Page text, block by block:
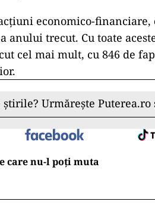
economico-financiare,
anului trecut. Cu toate
cel mai mult, cu 846 de
Urmărește Puterea.ro
care nu-l poți muta